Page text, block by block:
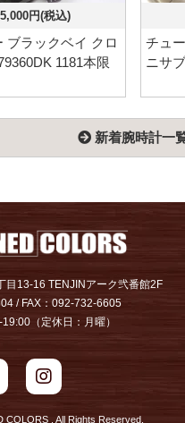
円(税込)
ブラックベイ クロ
1181本限
チュ
ニサ
新着腕時計一
目13-16 TENJINアーク弐番館2F
/ FAX：092-732-6605
（定休日：月曜）
COLORS . All Rights Reserved.